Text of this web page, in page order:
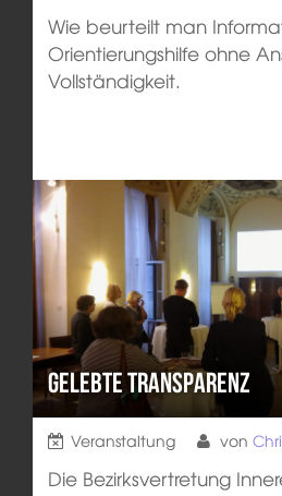
Wie beurteilt man
Orientierungshilfe ohne
Vollständigkeit.
Gelebte Transparenz
Veranstaltung von
Die Bezirksvertretung